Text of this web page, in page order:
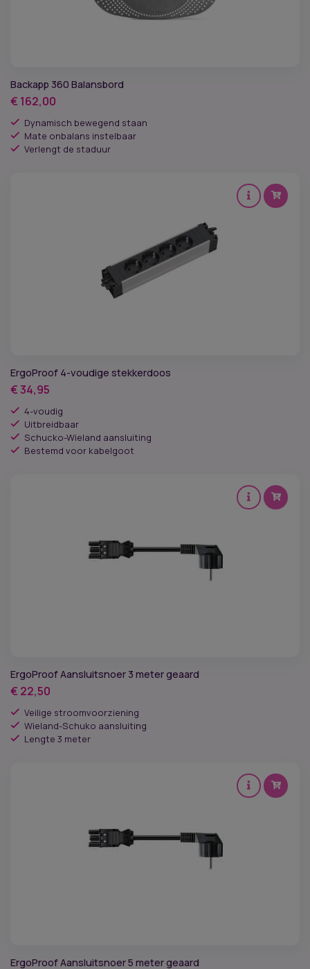
Backapp 360 Balansbord
€ 162,00
Dynamisch bewegend staan
Mate onbalans instelbaar
Verlengt de staduur
ErgoProof 4-voudige stekkerdoos
€34,95
4-voudig
Uitbreidbaar
Schucko-Wieland aansluiting
Bestemd voor kabelgoot
ErgoProof Aansluitsnoer 3 meter geaard
€ 22,50
Veilige stroomvoorziening
Wieland-Schuko aansluiting
Lengte 3 meter
ErgoProof Aansluitsnoer 5 meter geaard